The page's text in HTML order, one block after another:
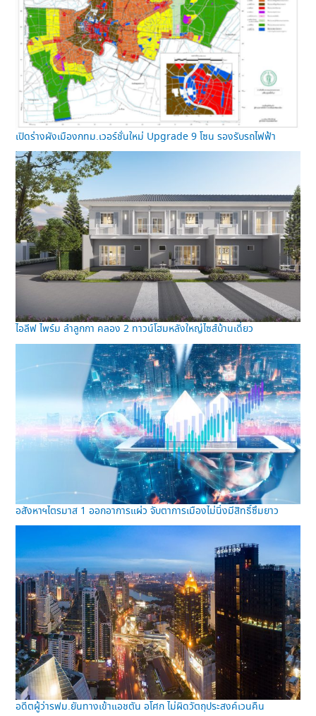
เปิดร่างผังเมืองกทม.เวอร์ชั่นใหม่ Upgrade 9 โซน รองรับรถไฟฟ้า
ไอลีฟ ไพร์ม ลำลูกกา คลอง 2 ทาวน์โฮมหลังใหญ่ไซส์บ้านเดี่ยว
อสังหาฯไตรมาส 1 ออกอาการแผ่ว จับตาการเมืองไม่นิ่งมีสิทธิ์ซึมยาว
อดีตผู้ว่ารฟม.ยันทางเข้าแอชตัน อโศก ไม่ผิดวัตถุประสงค์เวนคืน